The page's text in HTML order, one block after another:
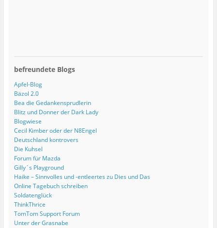
befreundete Blogs
Apfel-Blog
Bäzol 2.0
Bea die Gedankensprudlerin
Blitz und Donner der Dark Lady
Blogwiese
Cecil Kimber oder der N8Engel
Deutschland kontrovers
Die Kuhsel
Forum für Mazda
Gilly´s Playground
Haike – Sinnvolles und -entleertes zu Dies und Das
Online Tagebuch schreiben
Soldatenglück
ThinkThrice
TomTom Support Forum
Unter der Grasnabe